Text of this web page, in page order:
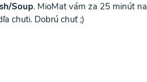
Soup. MioMat vám za 25 minút
chuti. Dobrú chuť ;)